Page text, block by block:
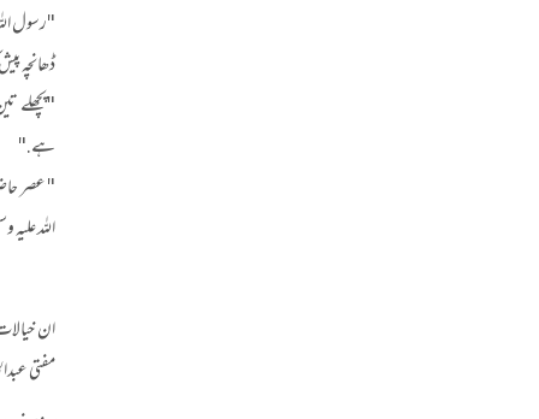
"رسول
ڈھانچہ
"پچھلے
ہے."
" عصر
اللہ
ان
مفتی